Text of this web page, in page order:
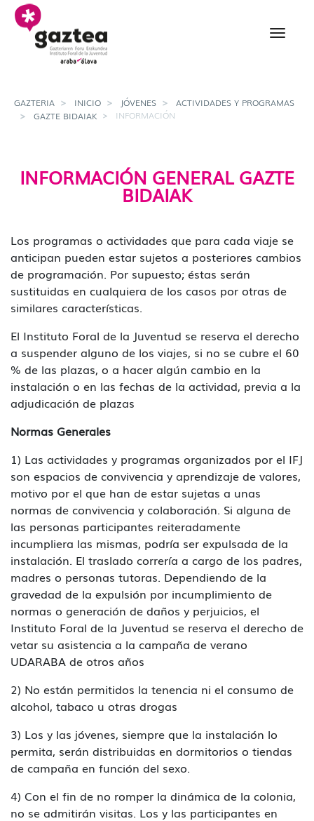
Saltar al contenido principal
Información - gazteria
GAZTERIA INICIO JÓVENES
ACTIVIDADES Y PROGRAMAS
GAZTE BIDAIAK
INFORMACIÓN
INFORMACIÓN GENERAL GAZTE
BIDAIAK
Los programas o actividades que para cada viaje se
anticipan pueden estar sujetos a posteriores cambios
de programación. Por supuesto; éstas serán
sustituidas en cualquiera de los casos por otras de
similares características.
El Instituto Foral de la Juventud se reserva el derecho
a suspender alguno de los viajes, si no se cubre el 60
% de las plazas, o a hacer algún cambio en la
instalación o en las fechas de la actividad, previa a la
adjudicación de plazas
Normas Generales
1) Las actividades y programas organizados por el IFJ
son espacios de convivencia y aprendizaje de valores,
motivo por el que han de estar sujetas a unas
normas de convivencia y colaboración. Si alguna de
las personas participantes reiteradamente
incumpliera las mismas, podría ser expulsada de la
instalación. El traslado correría a cargo de los padres,
madres o personas tutoras. Dependiendo de la
gravedad de la expulsión por incumplimiento de
normas o generación de daños y perjuicios, el
Instituto Foral de la Juventud se reserva el derecho de
vetar su asistencia a la campaña de verano
UDARABA de otros años
2) No están permitidos la tenencia ni el consumo de
alcohol, tabaco u otras drogas
3) Los y las jóvenes, siempre que la instalación lo
permita, serán distribuidas en dormitorios o tiendas
de campaña en función del sexo.
4) Con el fin de no romper la dinámica de la colonia,
no se admitirán visitas. Los y las participantes en